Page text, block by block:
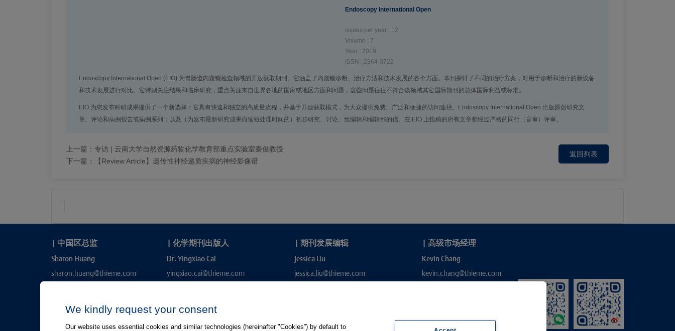
Endoscopy International Open
Issues per year : 12
Volume : 7
Year : 2019
ISSN : 2364-3722
Endoscopy International Open (EIO) 为胃肠道内窥镜检查领域的开放获取期刊。它涵盖了内窥镜诊断、治疗方法和技术发展的各个方面。本刊探讨了不同的治疗方案，对用于诊断和治疗的新设备
和技术发展进行对比。它特别关注结果和临床研究，重点关注来自世界各地的国家或地区方面和问题，这些问题往往不符合该领域其它国际期刊的总体国际利益或标准。
EIO 为您发布科研成果提供了一个新选择：它具有快速和独立的高质量流程，并基于开放获取模式，为大众提供免费、广泛和便捷的访问途径。Endoscopy International Open 出版原创研究文
章、评论和病例报告或病例系列；以及（为发布最新研究成果而缩短处理时间的）初步研究、讨论、致编辑和编辑部的信。在 EIO 上投稿的所有文章都经过严格的同行（盲审）评审。
上一篇： 专访 | 云南大学自然资源药物化学教育部重点实验室秦俊教授
下一篇：
【Review Article】遗传性神经递质疾病的神经影像谱
返回列表
| 中国区总监
Sharon Huang
sharon.huang@thieme.com
| 化学期刊出版人
Dr. Yingxiao Cai
yingxiao.cai@thieme.com
| 期刊发展编辑
Jessica Liu
jessica.liu@thieme.com
| 高级市场经理
Kevin Chang
kevin.chang@thieme.com
We kindly request your consent
Our website uses essential cookies and similar technologies (hereinafter "Cookies”) by default to